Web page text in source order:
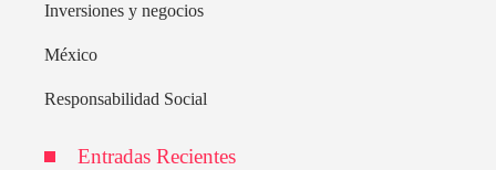
Inversiones y negocios
México
Responsabilidad Social
Entradas Recientes